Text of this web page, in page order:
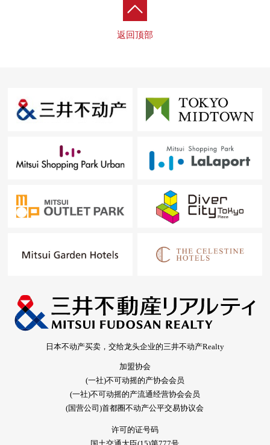
返回顶部
日本不动产买卖，交给龙头企业的三井不动产Realty
加盟协会
(一社)不可动摇的产协会会员
(一社)不可动摇的产流通经营协会会员
(国营公司)首都圈不动产公平交易协议会
许可的证号码